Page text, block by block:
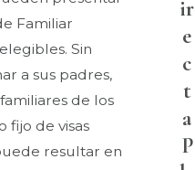
Familiar
Sin
a sus padres,
de los
fijo de visas
resultar en
ir
e
c
t
a
P